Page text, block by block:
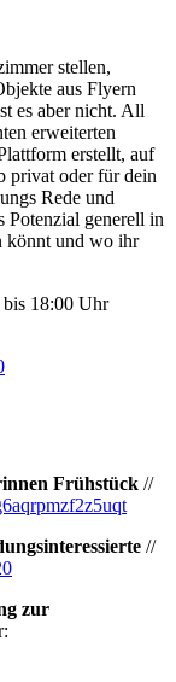
stellen,
aus Flyern
es aber nicht. All
erweiterten
erstellt, auf
privat oder für dein
Rede und
Potenzial generell in
könnt und wo ihr
18:00 Uhr
Frühstück //
//
zur